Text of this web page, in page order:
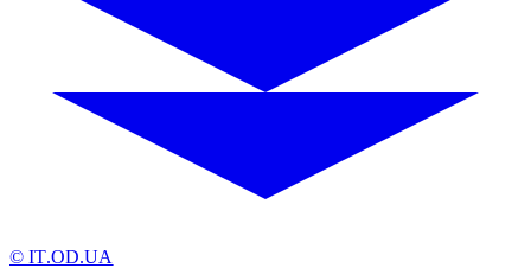
© IT.OD.UA